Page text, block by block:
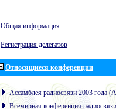
Общая информация
Регистрация делегатов
Относящиеся конференции
Ассамблея радиосвязи 2003 года
Всемирная конференция